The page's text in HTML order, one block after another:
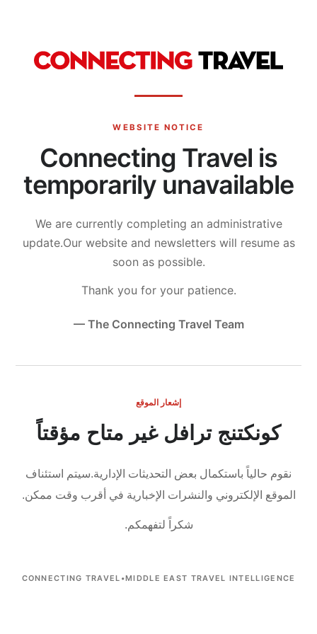
WEBSITE NOTICE
Connecting Travel is
temporarily unavailable
We are currently completing an administrative
update.Our website and newsletters will resume as
soon as possible.
Thank you for your patience.
— The Connecting Travel Team
إشعار الموقع
كونكتنج ترافل غير متاح مؤقتاً
نقوم حالياً باستكمال بعض التحديثات الإدارية.سيتم استئناف
الموقع الإلكتروني والنشرات الإخبارية في أقرب وقت ممكن.
شكراً لتفهمكم.
CONNECTING TRAVEL •MIDDLE EAST TRAVEL INTELLIGENCE